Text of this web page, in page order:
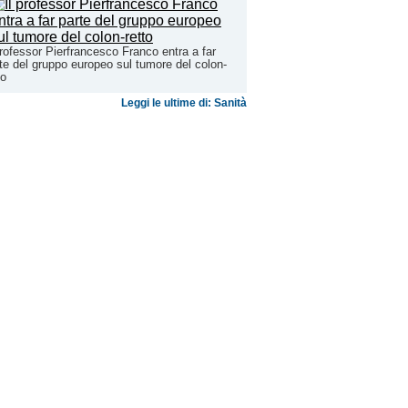
Pierfrancesco Franco entra a far
del gruppo europeo sul tumore del colon-
Leggi le ultime di: Sanità